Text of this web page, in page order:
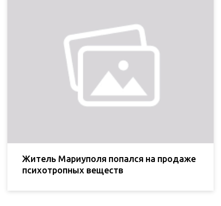
Житель Мариуполя попался на продаже
психотропных веществ